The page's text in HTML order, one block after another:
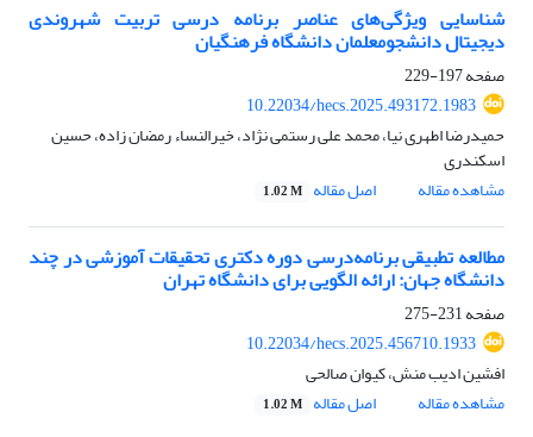
شناسایی ویژگی‌های عناصر برنامه درسی تربیت شهروندی
دیجیتال دانشجومعلمان دانشگاه فرهنگیان
صفحه197-229
10.22034/hecs.2025.493172.1983
حمیدرضا اطهری نیا، محمد علی رستمی نژاد، خیرالنساء رمضان زاده، حسین
اسکندری
مشاهده مقاله
اصل مقاله 1.02 M
مطالعه تطبیقی برنامه‌درسی دوره دکتری تحقیقات آموزشی در چند
دانشگاه جهان: ارائه الگویی برای دانشگاه تهران
صفحه231-275
10.22034/hecs.2025.456710.1933
افشین ادیب منش، کیوان صالحی
مشاهده مقاله
اصل مقاله 1.02 M